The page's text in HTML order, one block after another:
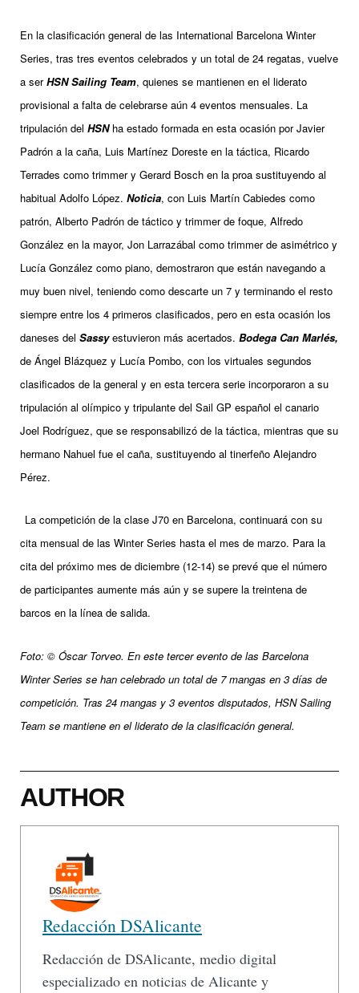
En la clasificación general de las International Barcelona Winter
Series, tras tres eventos celebrados y un total de 24 regatas, vuelve
a serHSN Sailing Team, quienes se mantienen en el liderato
provisional a falta de celebrarse aún 4 eventos mensuales. La
tripulación del HSNha estado formada en esta ocasión por Javier
Padrón a la caña, Luis Martínez Doreste en la táctica, Ricardo
Terrades como trimmer y Gerard Bosch en la proa sustituyendo al
habitual Adolfo López. Noticia, con Luis Martín Cabiedes como
patrón, Alberto Padrón de táctico y trimmer de foque, Alfredo
González en la mayor, Jon Larrazábal como trimmer de asimétrico y
Lucía González como piano, demostraron que están navegando a
muy buen nivel, teniendo como descarte un 7 y terminando el resto
siempre entre los 4 primeros clasificados, pero en esta ocasión los
daneses del Sassy estuvieron más acertados. Bodega Can Marlés,
de Ángel Blázquez y Lucía Pombo, con los virtuales segundos
clasificados de la general y en esta tercera serie incorporaron a su
tripulación al olímpico y tripulante del Sail GP español el canario
Joel Rodríguez, que se responsabilizó de la táctica, mientras que su
hermano Nahuel fue el caña, sustituyendo al tinerfeño Alejandro
Pérez.
La competición de la clase J70 en Barcelona, continuará con su
cita mensual de las Winter Series hasta el mes de marzo. Para la
cita del próximo mes de diciembre (12-14) se prevé que el número
de participantes aumente más aún y se supere la treintena de
barcos en la línea de salida.
Foto: © Óscar Torveo. En este tercer evento de las Barcelona
Winter Series se han celebrado un total de 7 mangas en 3 días de
competición. Tras 24 mangas y 3 eventos disputados, HSN Sailing
Team se mantiene en el liderato de la clasificación general.
AUTHOR
Redacción DSAlicante
Redacción de DSAlicante, medio digital
especializado en noticias de Alicante y